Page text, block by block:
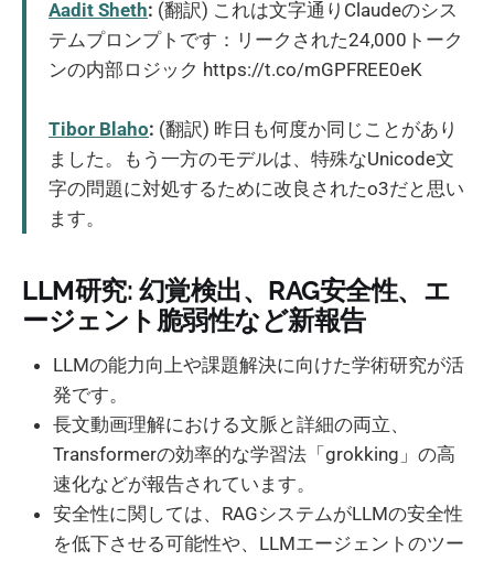
Aadit Sheth: (翻訳) これは文字通りClaudeのシス
テムプロンプトです：リークされた24,000トーク
ンの内部ロジック https://t.co/mGPFREE0eK
Tibor Blaho: (翻訳) 昨日も何度か同じことがあり
ました。もう一方のモデルは、特殊なUnicode文
字の問題に対処するために改良されたo3だと思い
ます。
LLM研究: 幻覚検出、RAG安全性、エ
ージェント脆弱性など新報告
LLMの能力向上や課題解決に向けた学術研究が活
発です。
長文動画理解における文脈と詳細の両立、
Transformerの効率的な学習法「grokking」の高
速化などが報告されています。
安全性に関しては、RAGシステムがLLMの安全性
を低下させる可能性や、LLMエージェントのツー